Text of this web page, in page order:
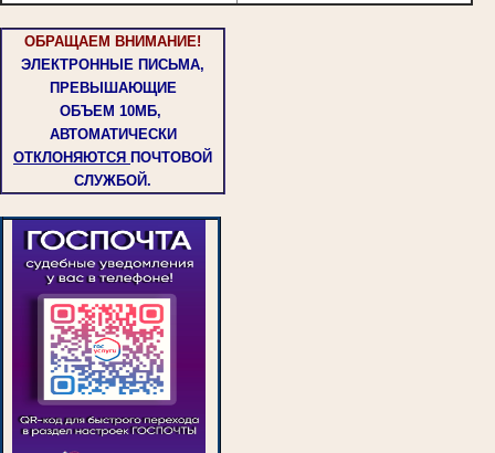
ОБРАЩАЕМ ВНИМАНИЕ!
ЭЛЕКТРОННЫЕ ПИСЬМА,
ПРЕВЫШАЮЩИЕ
ОБЪЕМ 10МБ,
АВТОМАТИЧЕСКИ
ОТКЛОНЯЮТСЯ ПОЧТОВОЙ
СЛУЖБОЙ.